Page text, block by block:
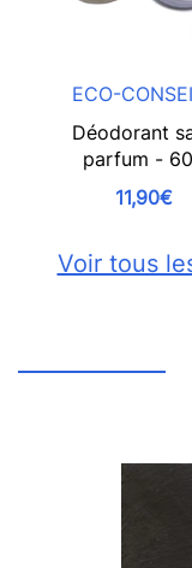
ECO-
Déodorant
parfum -
11,90€
Voir tous